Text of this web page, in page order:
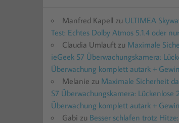
Manfred Kapell zu ULTIMEA
Test: Echtes Dolby Atmos 5.1.4 oder
Claudia Umlauft zu Maximale
ieGeek S7 Überwachungskamera:
Überwachung komplett autark +
Melanie zu Maximale Sicherheit
S7 Überwachungskamera: Lückenlose
Überwachung komplett autark +
Gabi zu Besser schlafen trotz